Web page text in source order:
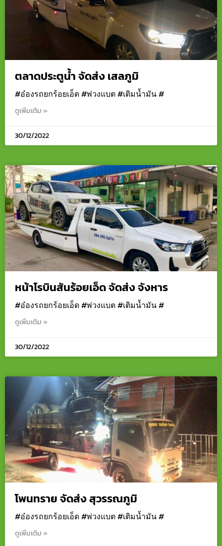
ตลาดประตูน้ำ จัดส่ง เสลภูมิ
#อ๋องรถยกร้อยเอ็ด #พ่วงแบต #เติมน้ำมัน #
ดูเพิ่มเติม »
30/12/2022
หน้าโรบินสันร้อยเอ็ด จัดส่ง จังหาร
#อ๋องรถยกร้อยเอ็ด #พ่วงแบต #เติมน้ำมัน #
ดูเพิ่มเติม »
30/12/2022
โพนทราย จัดส่ง สุวรรณภูมิ
#อ๋องรถยกร้อยเอ็ด #พ่วงแบต #เติมน้ำมัน #
ดูเพิ่มเติม »